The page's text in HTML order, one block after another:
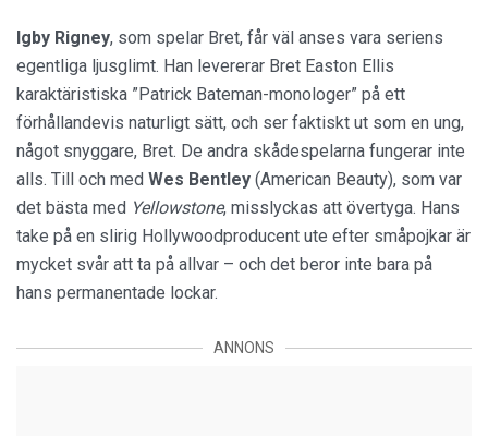
Igby Rigney, som spelar Bret, får väl anses vara seriens
egentliga ljusglimt. Han levererar Bret Easton Ellis
karaktäristiska ”Patrick Bateman-monologer” på ett
förhållandevis naturligt sätt, och ser faktiskt ut som en ung,
något snyggare, Bret. De andra skådespelarna fungerar inte
alls. Till och med Wes Bentley (American Beauty), som var
det bästa med Yellowstone, misslyckas att övertyga. Hans
take på en slirig Hollywoodproducent ute efter småpojkar är
mycket svår att ta på allvar – och det beror inte bara på
hans permanentade lockar.
ANNONS